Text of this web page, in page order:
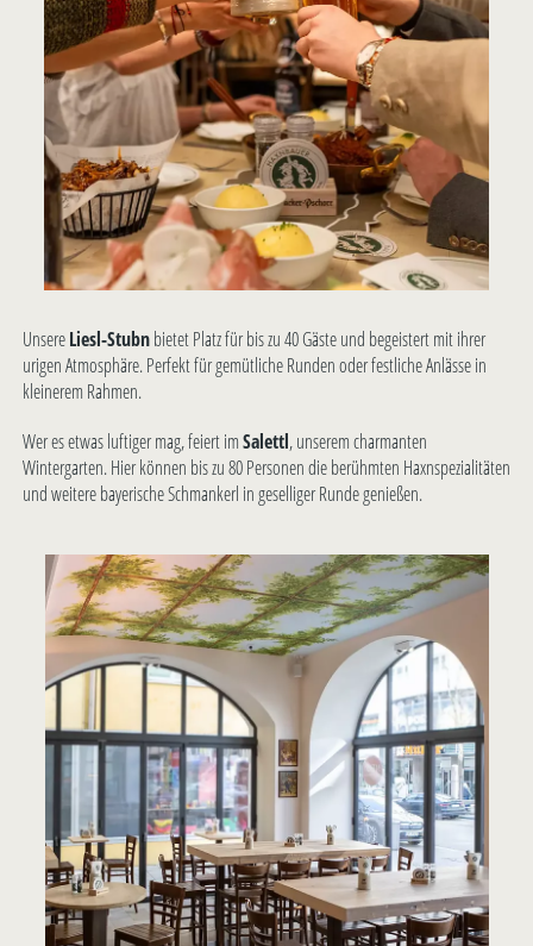
UnsereLiesl-Stubnbietet Platz für bis zu 40 Gäste und begeistert mit ihrer
urigen Atmosphäre. Perfekt für gemütliche Runden oder festliche Anlässe in
kleinerem Rahmen.
Wer es etwas luftiger mag, feiert imSalettl, unserem charmanten
Wintergarten. Hier können bis zu 80 Personen die berühmten Haxnspezialitäten
und weitere bayerische Schmankerl in geselliger Runde genießen.